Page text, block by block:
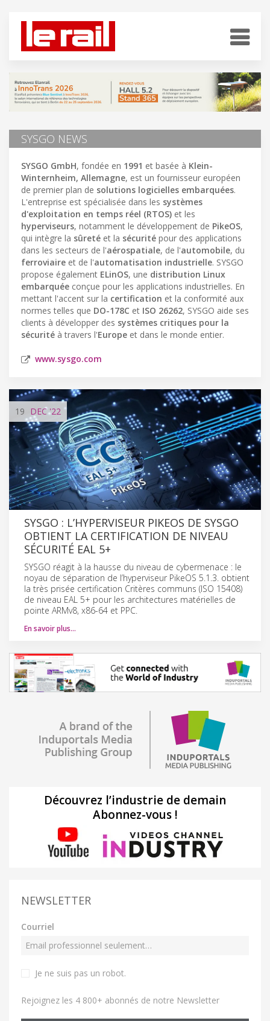
SYSGO NEWS
SYSGO GmbH, fondée en 1991 et basée à Klein-
Winternheim, Allemagne, est un fournisseur européen
de premier plan de solutions logicielles embarquées.
L'entreprise est spécialisée dans les systèmes
d'exploitation en temps réel (RTOS) et les
hyperviseurs, notamment le développement de PikeOS,
qui intègre la sûreté et la sécurité pour des applications
dans les secteurs de l'aérospatiale, de l'automobile, du
ferroviaire et de l'automatisation industrielle. SYSGO
propose également ELinOS, une distribution Linux
embarquée conçue pour les applications industrielles. En
mettant l'accent sur la certification et la conformité aux
normes telles que DO-178C et ISO 26262, SYSGO aide ses
clients à développer des systèmes critiques pour la
sécurité à travers l'Europe et dans le monde entier.
www.sysgo.com
19 DEC'22
SYSGO : L’HYPERVISEUR PIKEOS DE SYSGO
OBTIENT LA CERTIFICATION DE NIVEAU
SÉCURITÉ EAL 5+
SYSGO réagit à la hausse du niveau de cybermenace : le
noyau de séparation de l’hyperviseur PikeOS 5.1.3. obtient
la très prisée certification Critères communs (ISO 15408)
de niveau EAL 5+ pour les architectures matérielles de
pointe ARMv8, x86-64 et PPC.
En savoir plus…
Découvrez l’industrie de demain
Abonnez-vous !
NEWSLETTER
Courriel
Je ne suis pas un robot.
Rejoignez les 4 800+ abonnés de notre Newsletter